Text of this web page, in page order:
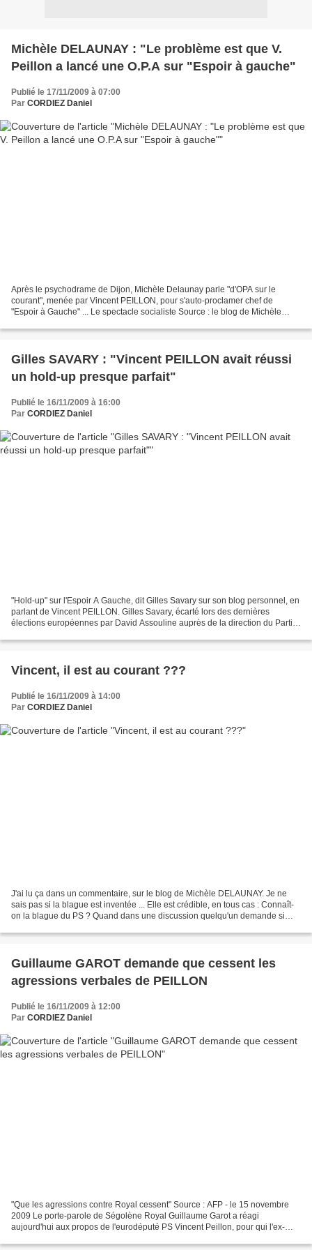
Michèle DELAUNAY : "Le problème est que V.
Peillon a lancé une O.P.A sur "Espoir à gauche"
Publié le 17/11/2009 à 07:00
Par CORDIEZ Daniel
Après le psychodrame de Dijon, Michèle Delaunay parle "d'OPA sur le
courant", menée par Vincent PEILLON, pour s'auto-proclamer chef de
"Espoir à Gauche" ... Le spectacle socialiste Source : le blog de Michèle
Gilles SAVARY : "Vincent PEILLON avait réussi
un hold-up presque parfait"
Publié le 16/11/2009 à 16:00
Par CORDIEZ Daniel
"Hold-up" sur l'Espoir A Gauche, dit Gilles Savary sur son blog personnel, en
parlant de Vincent PEILLON. Gilles Savary, écarté lors des dernières
élections européennes par David Assouline auprès de la direction du Parti
Vincent, il est au courant ???
Publié le 16/11/2009 à 14:00
Par CORDIEZ Daniel
J'ai lu ça dans un commentaire, sur le blog de Michèle DELAUNAY. Je ne
sais pas si la blague est inventée ... Elle est crédible, en tous cas : Connaît-
on la blague du PS ? Quand dans une discussion quelqu'un demande si
Guillaume GAROT demande que cessent les
agressions verbales de PEILLON
Publié le 16/11/2009 à 12:00
Par CORDIEZ Daniel
"Que les agressions contre Royal cessent" Source : AFP - le 15 novembre
2009 Le porte-parole de Ségolène Royal Guillaume Garot a réagi
aujourd'hui aux propos de l'eurodéputé PS Vincent Peillon, pour qui l'ex-